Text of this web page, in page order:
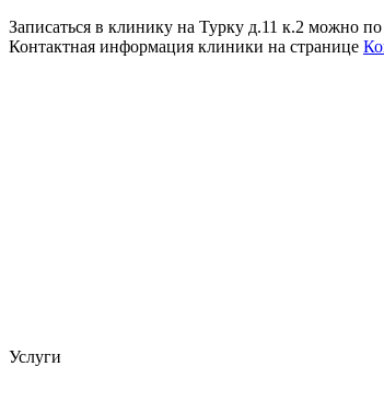
Записаться в клинику на Турку д.11 к.2 можно
Контактная информация клиники на странице
Услуги